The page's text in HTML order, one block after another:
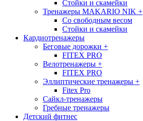
Стойки и скамейки
Тренажеры MAKARIO NIK +
Со свободным весом
Стойки и скамейки
Кардиотренажеры
Беговые дорожки +
FITEX PRO
Велотренажеры +
FITEX PRO
Эллиптические тренажеры +
Fitex Pro
Сайкл-тренажеры
Гребные тренажеры
Детский фитнес